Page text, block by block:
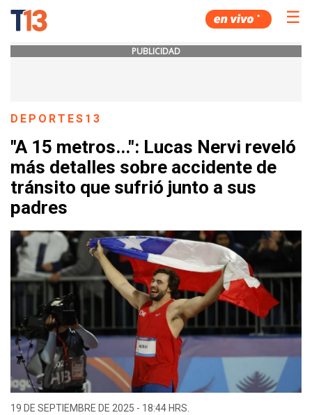
☰
PUBLICIDAD
DEPORTES13
"A 15 metros...": Lucas Nervi reveló
más detalles sobre accidente de
tránsito que sufrió junto a sus
padres
19 DE SEPTIEMBRE DE 2025 - 18:44 HRS.